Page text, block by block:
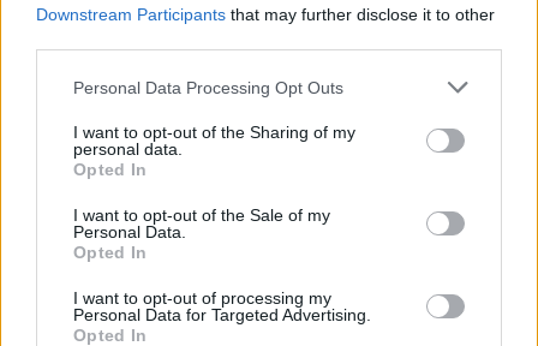
Downstream Participants that may further disclose it to other
Personal Data Processing Opt Outs
I want to opt-out of the Sharing of my
personal data.
Opted In
I want to opt-out of the Sale of my
Personal Data.
Opted In
I want to opt-out of processing my
Personal Data for Targeted Advertising.
Opted In
Related Posts